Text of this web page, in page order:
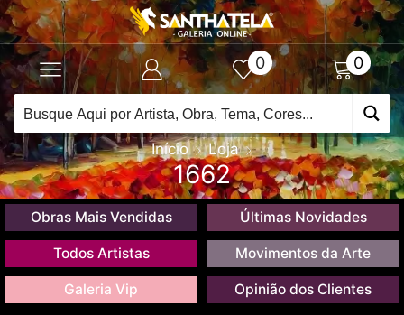
0 0
Início Loja
1662
Obras Mais Vendidas Últimas Novidades
Todos Artistas Movimentos da Arte
Galeria Vip Opinião dos Clientes